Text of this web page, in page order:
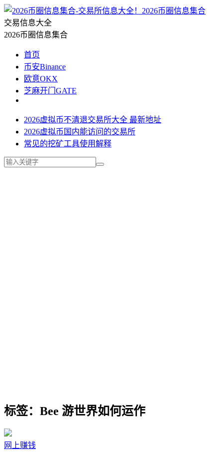
2026币圈信息集合
交易信息大全
2026币圈信息集合
首页
币安Binance
欧意OKX
芝麻开门GATE
2026虚拟币不清退交易所大全 最新地址
2026虚拟币国内能访问的交易所
常见的挖矿工具使用解释
标签：Bee 游世界如何运作
网上赚钱